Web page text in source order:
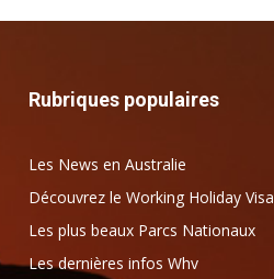
Rubriques populaires
Les News en Australie
Découvrez le Working Holiday Visa
Les plus beaux Parcs Nationaux
Les dernières infos Whv